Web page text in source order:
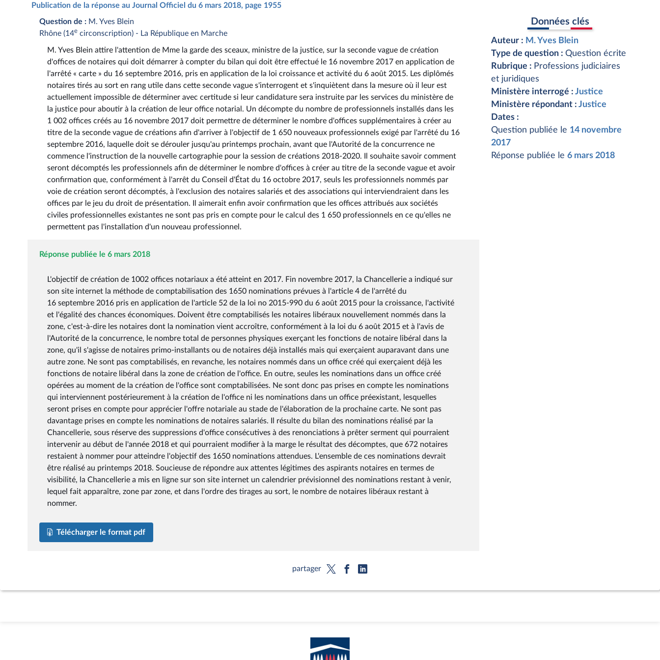
Publication de la réponse au Journal Officiel du 6 mars 2018, page 1955
Question de : M. Yves Blein
Rhône (14e circonscription) - La République en Marche
M. Yves Blein attire l'attention de Mme la garde des sceaux, ministre de la justice, sur la seconde vague de création
d'offices de notaires qui doit démarrer à compter du bilan qui doit être effectué le 16 novembre 2017 en application de
l'arrêté « carte » du 16 septembre 2016, pris en application de la loi croissance et activité du 6 août 2015. Les diplômés
notaires tirés au sort en rang utile dans cette seconde vague s'interrogent et s'inquiètent dans la mesure où il leur est
actuellement impossible de déterminer avec certitude si leur candidature sera instruite par les services du ministère de
la justice pour aboutir à la création de leur office notarial. Un décompte du nombre de professionnels installés dans les
1 002 offices créés au 16 novembre 2017 doit permettre de déterminer le nombre d'offices supplémentaires à créer au
titre de la seconde vague de créations afin d'arriver à l'objectif de 1 650 nouveaux professionnels exigé par l'arrêté du 16
septembre 2016, laquelle doit se dérouler jusqu'au printemps prochain, avant que l'Autorité de la concurrence ne
commence l'instruction de la nouvelle cartographie pour la session de créations 2018-2020. Il souhaite savoir comment
seront décomptés les professionnels afin de déterminer le nombre d'offices à créer au titre de la seconde vague et avoir
confirmation que, conformément à l'arrêt du Conseil d'État du 16 octobre 2017, seuls les professionnels nommés par
voie de création seront décomptés, à l'exclusion des notaires salariés et des associations qui interviendraient dans les
offices par le jeu du droit de présentation. Il aimerait enfin avoir confirmation que les offices attribués aux sociétés
civiles professionnelles existantes ne sont pas pris en compte pour le calcul des 1 650 professionnels en ce qu'elles ne
permettent pas l'installation d'un nouveau professionnel.
Réponse publiée le 6 mars 2018
L'objectif de création de 1002 offices notariaux a été atteint en 2017. Fin novembre 2017, la Chancellerie a indiqué sur
son site internet la méthode de comptabilisation des 1650 nominations prévues à l'article 4 de l'arrêté du
16 septembre 2016 pris en application de l'article 52 de la loi no 2015-990 du 6 août 2015 pour la croissance, l'activité
et l'égalité des chances économiques. Doivent être comptabilisés les notaires libéraux nouvellement nommés dans la
zone, c'est-à-dire les notaires dont la nomination vient accroître, conformément à la loi du 6 août 2015 et à l'avis de
l'Autorité de la concurrence, le nombre total de personnes physiques exerçant les fonctions de notaire libéral dans la
zone, qu'il s'agisse de notaires primo-installants ou de notaires déjà installés mais qui exerçaient auparavant dans une
autre zone. Ne sont pas comptabilisés, en revanche, les notaires nommés dans un office créé qui exerçaient déjà les
fonctions de notaire libéral dans la zone de création de l'office. En outre, seules les nominations dans un office créé
opérées au moment de la création de l'office sont comptabilisées. Ne sont donc pas prises en compte les nominations
qui interviennent postérieurement à la création de l'office ni les nominations dans un office préexistant, lesquelles
seront prises en compte pour apprécier l'offre notariale au stade de l'élaboration de la prochaine carte. Ne sont pas
davantage prises en compte les nominations de notaires salariés. Il résulte du bilan des nominations réalisé par la
Chancellerie, sous réserve des suppressions d'office consécutives à des renonciations à prêter serment qui pourraient
intervenir au début de l'année 2018 et qui pourraient modifier à la marge le résultat des décomptes, que 672 notaires
restaient à nommer pour atteindre l'objectif des 1650 nominations attendues. L'ensemble de ces nominations devrait
être réalisé au printemps 2018. Soucieuse de répondre aux attentes légitimes des aspirants notaires en termes de
visibilité, la Chancellerie a mis en ligne sur son site internet un calendrier prévisionnel des nominations restant à venir,
lequel fait apparaître, zone par zone, et dans l'ordre des tirages au sort, le nombre de notaires libéraux restant à
nommer.
Télécharger le format pdf
Données clés
Auteur : M. Yves Blein
Type de question : Question écrite
Rubrique : Professions judiciaires
et juridiques
Ministère interrogé : Justice
Ministère répondant : Justice
Dates :
Question publiée le 14 novembre
2017
Réponse publiée le 6 mars 2018
partager